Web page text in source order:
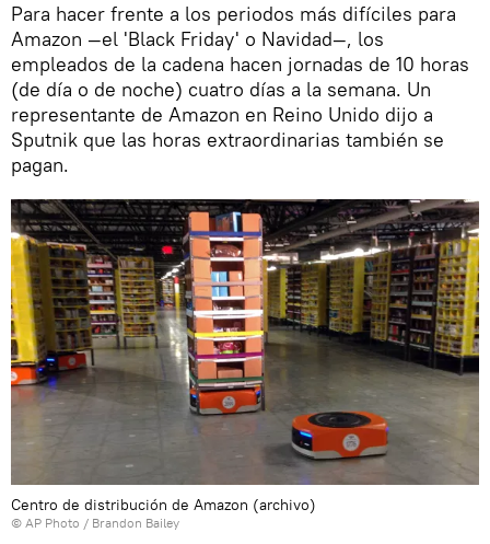
Para hacer frente a los periodos más difíciles para
Amazon —el 'Black Friday' o Navidad—, los
empleados de la cadena hacen jornadas de 10 horas
(de día o de noche) cuatro días a la semana. Un
representante de Amazon en Reino Unido dijo a
Sputnik que las horas extraordinarias también se
pagan.
Centro de distribución de Amazon (archivo)
© AP Photo / Brandon Bailey